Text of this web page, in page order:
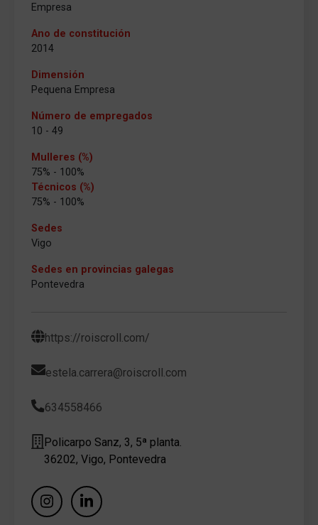
Empresa
Ano de constitución
2014
Dimensión
Pequena Empresa
Número de empregados
10 - 49
Mulleres (%)
75% - 100%
Técnicos (%)
75% - 100%
Sedes
Vigo
Sedes en provincias galegas
Pontevedra
https://roiscroll.com/
estela.carrera@roiscroll.com
634558466
Policarpo Sanz, 3, 5ª planta.
36202, Vigo, Pontevedra